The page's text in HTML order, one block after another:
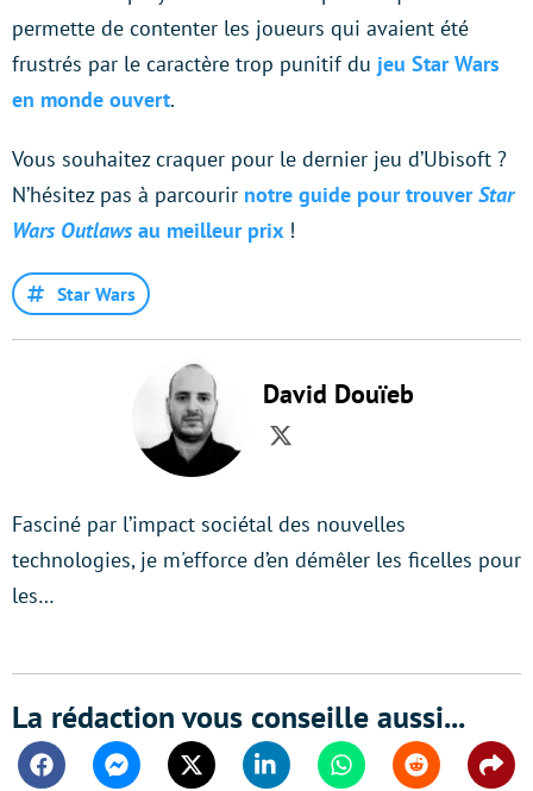
permette de contenter les joueurs qui avaient été
frustrés par le caractère trop punitif du jeu Star Wars
en monde ouvert.
Vous souhaitez craquer pour le dernier jeu d’Ubisoft ?
N’hésitez pas à parcourir notre guide pour trouverStar
Wars Outlaws au meilleur prix !
Star Wars
David Douïeb
Twitter
Fasciné par l’impact sociétal des nouvelles
technologies, je m'efforce d’en démêler les ficelles pour
les…
La rédaction vous conseille aussi...
FacebookMessengerTwitter Linkedin WhatsappReddit